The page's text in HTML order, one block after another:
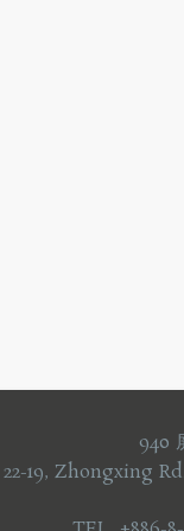
940
19, Zhongxing